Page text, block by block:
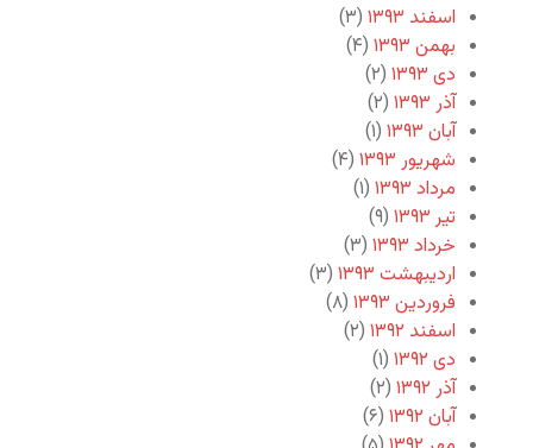
اسفند ۱۳۹۳
(۳)
بهمن ۱۳۹۳
(۴)
دی ۱۳۹۳
(۲)
آذر ۱۳۹۳
(۲)
آبان ۱۳۹۳
(۱)
شهریور ۱۳۹۳
(۴)
مرداد ۱۳۹۳
(۱)
تیر ۱۳۹۳
(۹)
خرداد ۱۳۹۳
(۳)
اردیبهشت ۱۳۹۳
(۳)
فروردین ۱۳۹۳
(۸)
اسفند ۱۳۹۲
(۲)
دی ۱۳۹۲
(۱)
آذر ۱۳۹۲
(۲)
آبان ۱۳۹۲
(۶)